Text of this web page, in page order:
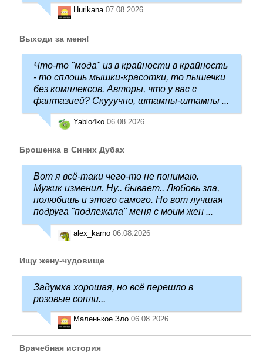
Hurikana 07.08.2026
Выходи за меня!
Что-то "мода" из в крайности в крайность
- то сплошь мышки-красотки, то пышечки
без комплексов. Авторы, что у вас с
фантазией? Скууучно, штампы-штампы ...
Yablo4ko 06.08.2026
Брошенка в Синих Дубах
Вот я всё-таки чего-то не понимаю.
Мужик изменил. Ну.. бывает.. Любовь зла,
полюбишь и этого самого. Но вот лучшая
подруга "подлежала" меня с моим жен ...
alex_karno 06.08.2026
Ищу жену-чудовище
Задумка хорошая, но всё перешло в
розовые сопли...
Маленькое Зло 06.08.2026
Врачебная история